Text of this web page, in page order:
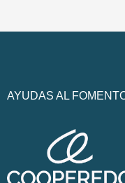
AYUDAS AL